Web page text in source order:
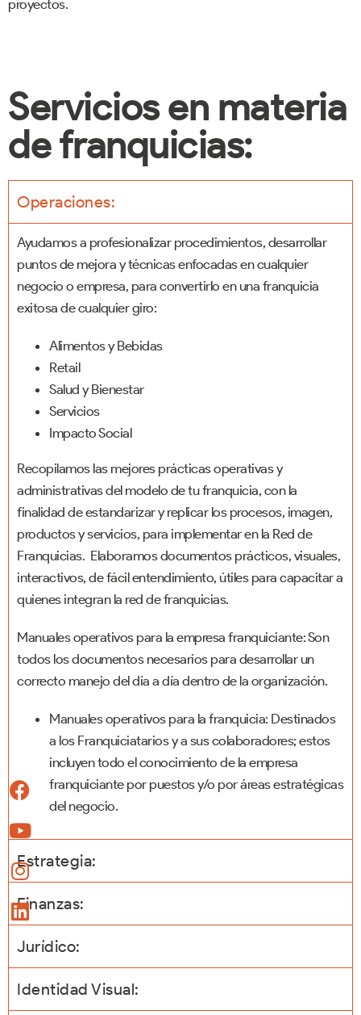
proyectos.
Servicios en materia
de franquicias:
Operaciones:
Ayudamos a profesionalizar procedimientos, desarrollar
puntos de mejora y técnicas enfocadas en cualquier
negocio o empresa, para convertirlo en una franquicia
exitosa de cualquier giro:
Alimentos y Bebidas
Retail
Salud y Bienestar
Servicios
Impacto Social
Recopilamos las mejores prácticas operativas y
administrativas del modelo de tu franquicia, con la
finalidad de estandarizar y replicar los procesos, imagen,
productos y servicios, para implementar en la Red de
Franquicias. Elaboramos documentos prácticos, visuales,
interactivos, de fácil entendimiento, útiles para capacitar a
quienes integran la red de franquicias.
Manuales operativos para la empresa franquiciante: Son
todos los documentos necesarios para desarrollar un
correcto manejo del día a día dentro de la organización.
Manuales operativos para la franquicia: Destinados
a los Franquiciatarios y a sus colaboradores; estos
incluyen todo el conocimiento de la empresa
franquiciante por puestos y/o por áreas estratégicas
del negocio.
Estrategia:
Finanzas:
Jurídico:
Identidad Visual: